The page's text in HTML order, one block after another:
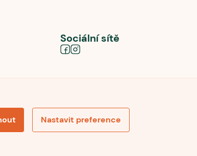
Nastavit preference
Sociální sítě